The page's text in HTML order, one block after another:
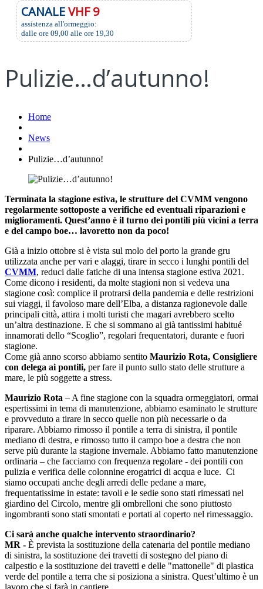
CANALEVHF 9
assistenza all'ormeggio:
dalle ore 09,00 alle ore 19,30
Pulizie…d’autunno!
Home
News
Pulizie…d’autunno!
Terminata la stagione estiva, le strutture del CVMM vengono
regolarmente sottoposte a verifiche ed eventuali riparazioni e
miglioramenti. Quest’anno è il turno dei pontili più vicini a terra
e del campo boe… lavoretto non da poco!
Già a inizio ottobre si è vista sul molo del porto la grande gru
utilizzata anche per vari e alaggi, tirare in secco i lunghi pontili del
CVMM, reduci dalle fatiche di una intensa stagione estiva 2021.
Come dicono i residenti, da molte stagioni non si vedeva una
stagione così: complice il protrarsi della pandemia e delle restrizioni
sui viaggi, il favoloso mare dell’Elba, a distanza ragionevole dalle
principali città, attira i molti turisti che magari avrebbero scelto
un’altra destinazione. E che si sommano ai già tantissimi habitué
innamorati dello “Scoglio”, regolari frequentatori, durante e fuori
stagione.
Come già anno scorso abbiamo sentito Maurizio Rota, Consigliere
con delega ai pontili, per fare il punto sullo stato delle strutture a
mare, le più soggette a stress.
Maurizio Rota – A fine stagione con la squadra ormeggiatori, ormai
espertissimi in tema di manutenzione, abbiamo esaminato le strutture
e provveduto a tirare in secco quelle non più necessarie o da
riparare. Abbiamo rimosso il pontile a terra di sinistra, il pontile
mediano di destra, e rimosso tutto il campo boe a destra che non
serve più durante la stagione invernale. Abbiamo fatto manutenzione
ordinaria – che facciamo con frequenza regolare - dei pontili con
pulizia e verifica delle colonnine erogatrici di acqua e luce. Ci
siamo occupati anche degli arredi delle pedane a mare,
frequentatissime in estate: tavoli e le sedie sono stati rimessati nel
giardino del Circolo, mentre gli ombrelloni che sono piuttosto
ingombranti sono stati smontati e portati al coperto nel rimessaggio.
Ci sarà anche qualche intervento straordinario?
MR - È prevista la sostituzione della catenaria del pontile mediano
di sinistra, la sostituzione dei travetti di sostegno del piano di
calpestio e la sostituzione dei travetti e delle "mattonelle" di plastica
verde del pontile a terra che si posiziona a sinistra. Quest’ultimo è un